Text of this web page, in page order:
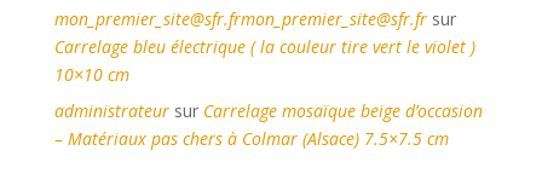
mon_premier_site@sfr.frmon_premier_site@sfr.frsur
Carrelage bleu électrique ( la couleur tire vert le violet )
10×10 cm
administrateursur Carrelage mosaïque beige d’occasion
– Matériaux pas chers à Colmar (Alsace) 7.5×7.5 cm